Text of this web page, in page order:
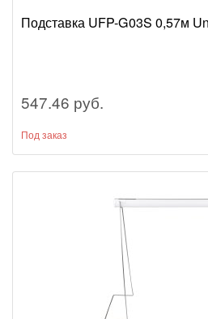
Подставка UFP-G03S 0,57м
547.46 руб.
Под заказ